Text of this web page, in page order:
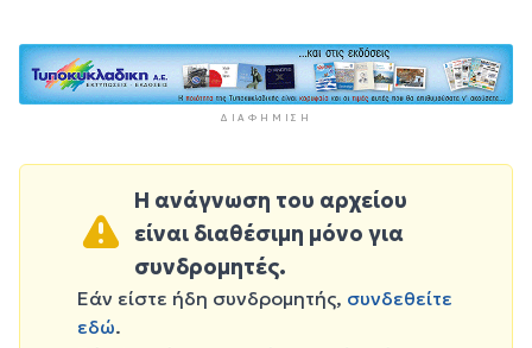
ΔΙΑΦΉΜΙΣΗ
Η ανάγνωση του αρχείου
είναι διαθέσιμη μόνο για
συνδρομητές.
Εάν είστε ήδη συνδρομητής, συνδεθείτε
εδώ.